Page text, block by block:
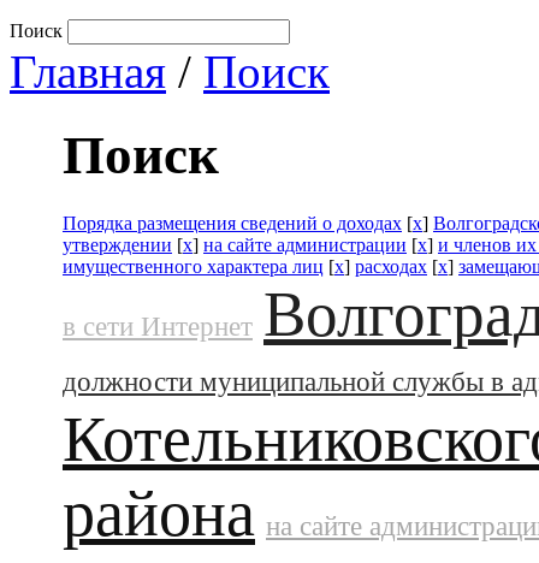
Поиск
Главная / Поиск
Поиск
Порядка размещения сведений о доходах [x]
утверждении [x] на сайте администрации [x] и членов
имущественного характера лиц [x] расходах [x]
в сети Интернет
должности муниципальной службы в
района на сайте